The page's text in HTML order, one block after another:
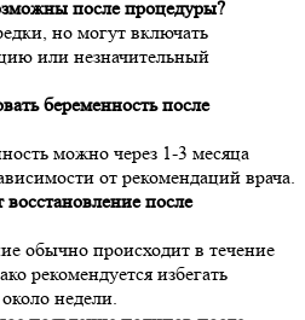
после процедуры?
но могут включать
или незначительный
беременность после
можно через 1-3 месяца
от рекомендаций врача.
после
обычно происходит в течение
рекомендуется избегать
недели.